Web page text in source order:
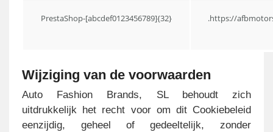
PrestaShop-[abcdef0123456789]{32} .https://
Wijziging van de voorwaarden
Auto Fashion Brands, SL behoudt zich
uitdrukkelijk het recht voor om dit Cookiebeleid
eenzijdig, geheel of gedeeltelijk, zonder